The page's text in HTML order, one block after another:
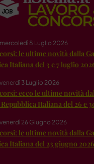
8 Luglio 2026
le ultime novità dalla
Italiana del 3 e 7 luglio
3 Luglio 2026
ecco le ultime novità
Italiana del 26 e
26 Giugno 2026
le ultime novità dalla
Italiana del 23 giugno 2026